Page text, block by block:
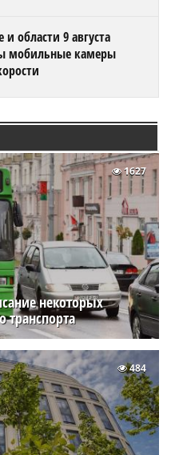
и области 9 августа
мобильные камеры
некоторых
транспорта
1627
484